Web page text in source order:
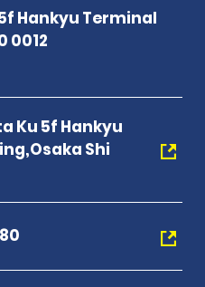
Ku 5f Hankyu
Shi